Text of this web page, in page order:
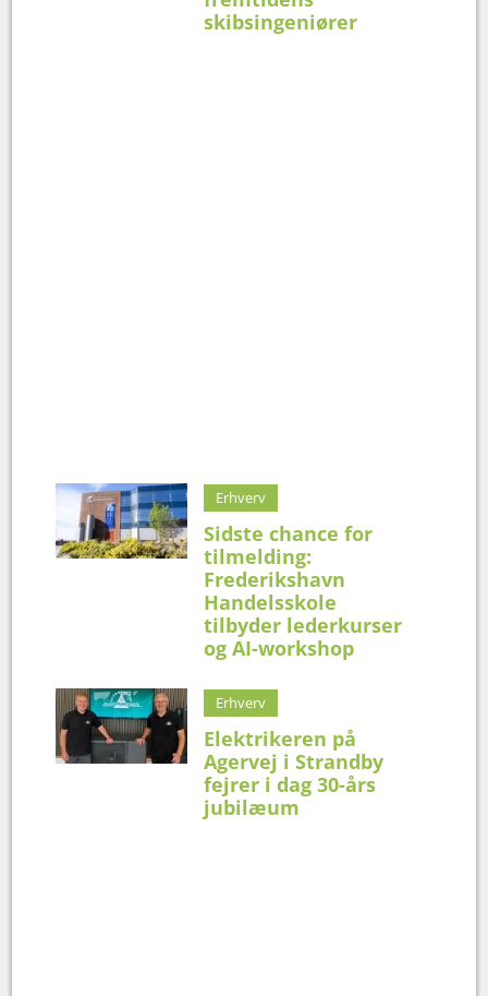
skibsingeniører
Erhverv
Sidste chance for
tilmelding:
Frederikshavn
Handelsskole
tilbyder lederkurser
og AI-workshop
Erhverv
Elektrikeren på
Agervej i Strandby
fejrer i dag 30-års
jubilæum